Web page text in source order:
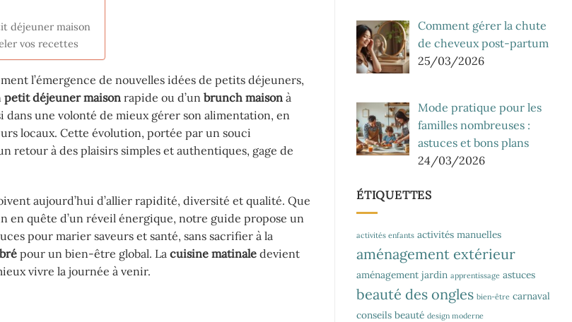
déjeuner maison
vos recettes
l’émergence de nouvelles idées de petits déjeuners,
petit déjeuner maison rapide ou d’un brunch maison à
dans une volonté de mieux gérer son alimentation, en
locaux. Cette évolution, portée par un souci
retour à des plaisirs simples et authentiques, gage de
aujourd’hui d’allier rapidité, diversité et qualité. Que
en quête d’un réveil énergique, notre guide propose un
pour marier saveurs et santé, sans sacrifier à la
pour un bien-être global. La cuisine matinale devient
vivre la journée à venir.
Comment gérer la chute
de cheveux post-partum
25/03/2026
Mode pratique pour les
familles nombreuses :
astuces et bons plans
24/03/2026
ÉTIQUETTES
activités enfants activités manuelles
aménagement extérieur
aménagement jardin apprentissage astuces
beauté des ongles bien-être carnaval
conseils beauté design moderne